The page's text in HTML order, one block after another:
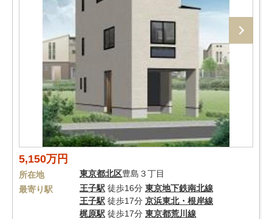
5,150万円
所在地 東京都北区豊島３丁目
最寄り駅
王子駅 徒歩16分 東京地下鉄南北線
王子駅 徒歩17分 京浜東北・根岸線
梶原駅 徒歩17分 東京都荒川線